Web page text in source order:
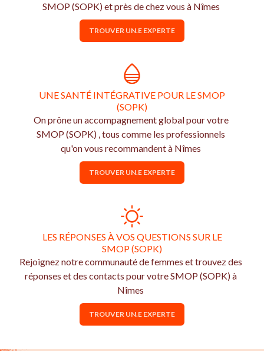
SMOP (SOPK) et près de chez vous à Nîmes
TROUVER UN.E EXPERTE
UNE SANTÉ INTÉGRATIVE POUR LE SMOP
(SOPK)
On prône un accompagnement global pour votre
SMOP (SOPK) , tous comme les professionnels
qu'on vous recommandent à Nîmes
TROUVER UN.E EXPERTE
LES RÉPONSES À VOS QUESTIONS SUR LE
SMOP (SOPK)
Rejoignez notre communauté de femmes et trouvez des
réponses et des contacts pour votre SMOP (SOPK) à
Nîmes
TROUVER UN.E EXPERTE